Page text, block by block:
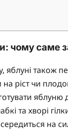
чому саме
яблуні також
ріст чи
та хворі
на